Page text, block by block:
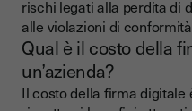
rischi legati alla perdita di
alle violazioni di
Qual è il costo della
un’azienda?
Il costo della firma